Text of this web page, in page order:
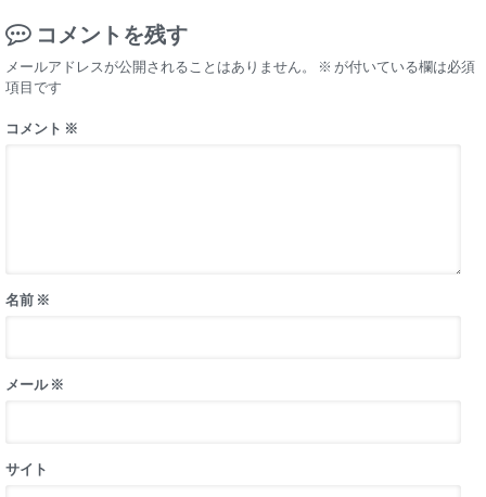
コメントを残す
メールアドレスが公開されることはありません。 ※ が付いている欄は必須
項目です
コメント ※
名前 ※
メール※
サイト